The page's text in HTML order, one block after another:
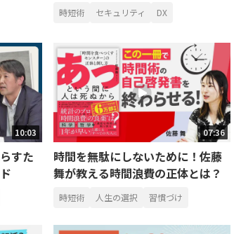
時短術 セキュリティ DX
10:03
すた
07:36
時間を無駄にしないために！佐藤
舞が教える時間浪費の正体とは？
時短術 人生の選択 習慣づけ